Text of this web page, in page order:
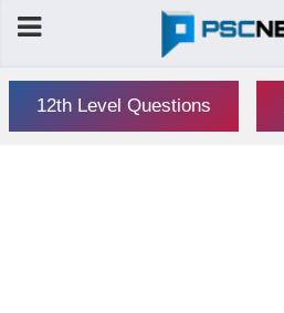
12th Level Questions